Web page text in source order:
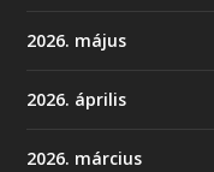
2026. május
2026. április
2026. március